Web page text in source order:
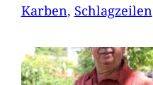
Karben, Schlagzeilen